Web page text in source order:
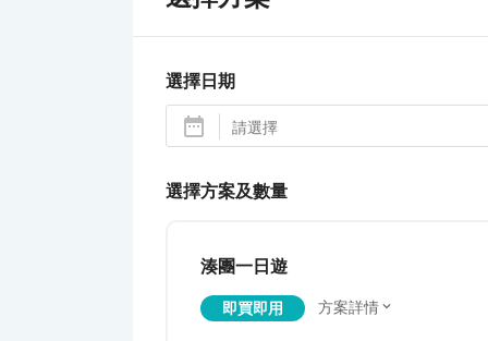
選擇日期
選擇方案及數量
湊團一日遊
即買即用 方案詳情